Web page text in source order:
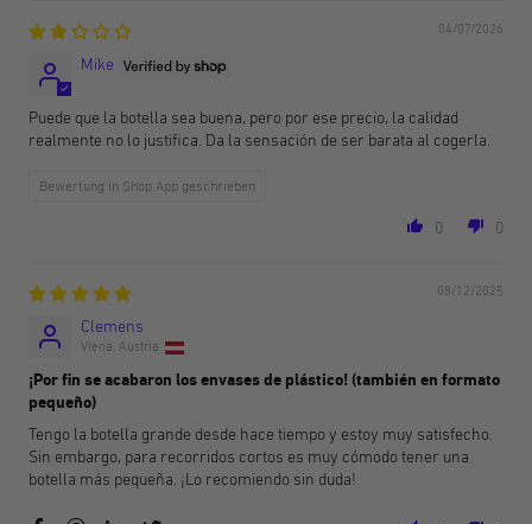
04/07/2026
Mike
Puede que la botella sea buena, pero por ese precio, la calidad
realmente no lo justifica. Da la sensación de ser barata al cogerla.
Bewertung in Shop App geschrieben
0 0
08/12/2025
Clemens
Viena, Austria
¡Por fin se acabaron los envases de plástico! (también en formato
pequeño)
Tengo la botella grande desde hace tiempo y estoy muy satisfecho.
Sin embargo, para recorridos cortos es muy cómodo tener una
botella más pequeña. ¡Lo recomiendo sin duda!